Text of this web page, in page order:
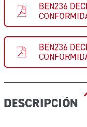
BEN236
BEN236
DESCRIPCIÓN